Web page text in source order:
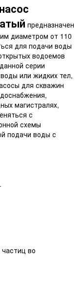
предназначен
диаметром от 110
для подачи воды
водоемов
серии
или жидких тел,
для скважин
магистралях,
с
схемы
подачи воды с
во